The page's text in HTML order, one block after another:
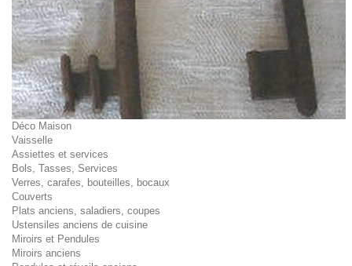
Déco Maison
Vaisselle
Assiettes et services
Bols, Tasses, Services
Verres, carafes, bouteilles, bocaux
Couverts
Plats anciens, saladiers, coupes
Ustensiles anciens de cuisine
Miroirs et Pendules
Miroirs anciens